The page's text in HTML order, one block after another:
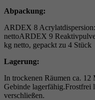
Abpackung:
ARDEX 8
nettoARDEX 9
kg netto, gepackt zu 4 Stück
Lagerung:
In trockenen Räumen ca. 12
Gebinde lagerfähig.Frostfrei
verschließen.